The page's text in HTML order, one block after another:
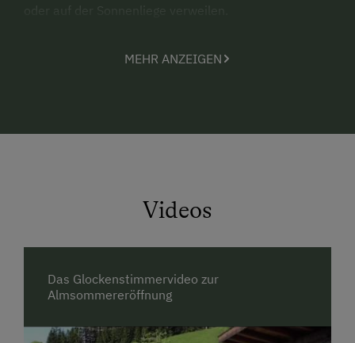
oder auf der Sonnenliege verweilen.
und anschließender Sonnenterrasse.
Badewanne, Wickelauflage, Windeleimer! Auch eine
Besuchen Sie auch unsere eigene Homepage unter
www.halmgut.at
MEHR ANZEIGEN
Videos
Das Glockenstimmervideo zur
Almsommereröffnung